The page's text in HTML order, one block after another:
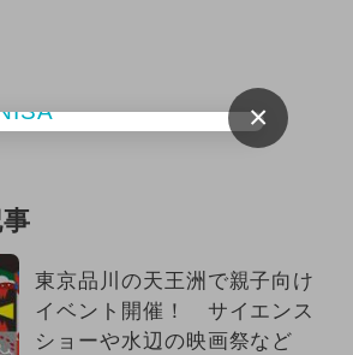
東京品川の天王洲で親子向け
イベント開催！ サイエンス
ショーや水辺の映画祭など
×